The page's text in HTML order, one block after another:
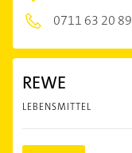
0711 63 20 89
REWE
LEBENSMITTEL